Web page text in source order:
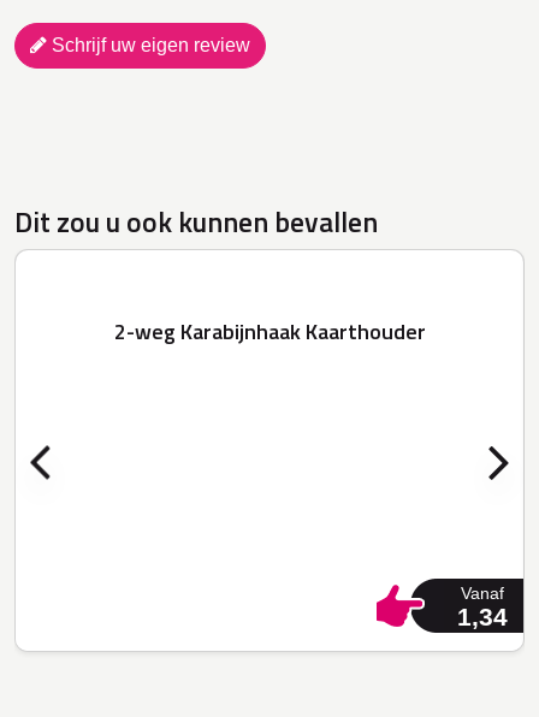
Schrijf uw eigen review
Dit zou u ook kunnen bevallen
2-weg Karabijnhaak Kaarthouder
Vanaf
1,34